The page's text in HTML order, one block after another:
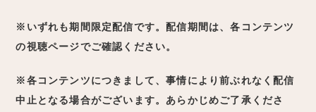
※いずれも期間限定配信です。配信期間は、各コンテンツ
の視聴ページでご確認ください。
※各コンテンツにつきまして、事情により前ぶれなく配信
中止となる場合がございます。あらかじめご了承くださ